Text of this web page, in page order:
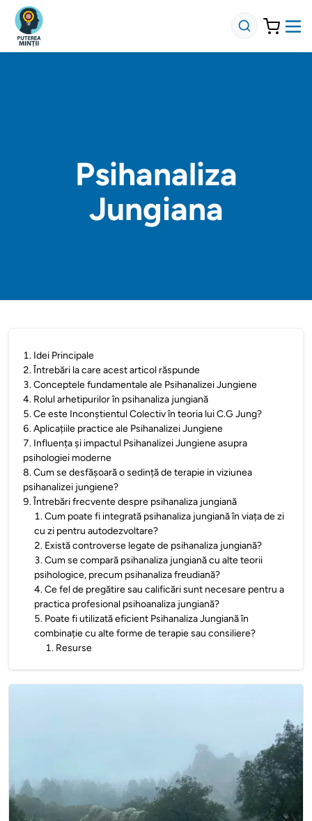
Psihanaliza
Jungiana
1. Idei Principale
2.Întrebări la care acest articol răspunde
3.Conceptele fundamentale ale Psihanalizei Jungiene
4. Rolul arhetipurilor în psihanaliza jungiană
5.Ce este Inconștientul Colectiv în teoria lui C.G Jung?
6.Aplicațiile practice ale Psihanalizei Jungiene
7. Influența și impactul Psihanalizei Jungiene asupra
psihologiei moderne
8.Cum se desfășoară o sedință de terapie in viziunea
psihanalizei jungiene?
9.Întrebări frecvente despre psihanaliza jungiană
1.Cum poate fi integrată psihanaliza jungiană în viața de zi
cu zi pentru autodezvoltare?
2. Există controverse legate de psihanaliza jungiană?
3.Cum se compară psihanaliza jungiană cu alte teorii
psihologice, precum psihanaliza freudiană?
4.Ce fel de pregătire sau calificări sunt necesare pentru a
practica profesional psihoanaliza jungiană?
5. Poate fi utilizată eficient Psihanaliza Jungiană în
combinație cu alte forme de terapie sau consiliere?
1. Resurse